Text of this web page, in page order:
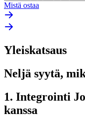
Mistä ostaa
Yleiskatsaus
Neljä syytä,
1. Integrointi
kanssa